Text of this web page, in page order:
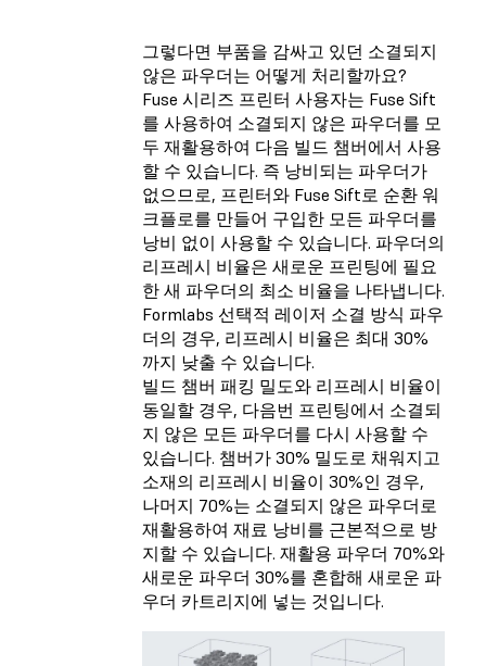
그렇다면 부품을 감싸고 있던 소결되지
않은 파우더는 어떻게 처리할까요?
Fuse 시리즈 프린터 사용자는 Fuse Sift
를 사용하여 소결되지 않은 파우더를 모
두 재활용하여 다음 빌드 챔버에서 사용
할 수 있습니다. 즉 낭비되는 파우더가
없으므로, 프린터와 Fuse Sift로 순환 워
크플로를 만들어 구입한 모든 파우더를
낭비 없이 사용할 수 있습니다. 파우더의
리프레시 비율은 새로운 프린팅에 필요
한 새 파우더의 최소 비율을 나타냅니다.
Formlabs 선택적 레이저 소결 방식 파우
더의 경우, 리프레시 비율은 최대 30%
까지 낮출 수 있습니다.
빌드 챔버 패킹 밀도와 리프레시 비율이
동일할 경우, 다음번 프린팅에서 소결되
지 않은 모든 파우더를 다시 사용할 수
있습니다. 챔버가 30% 밀도로 채워지고
소재의 리프레시 비율이 30%인 경우,
나머지 70%는 소결되지 않은 파우더로
재활용하여 재료 낭비를 근본적으로 방
지할 수 있습니다. 재활용 파우더 70%와
새로운 파우더 30%를 혼합해 새로운 파
우더 카트리지에 넣는 것입니다.